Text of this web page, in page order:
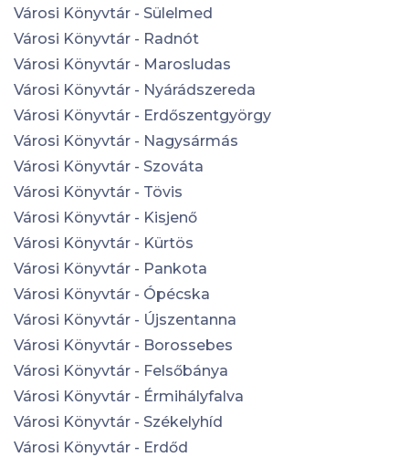
Városi Könyvtár - Sülelmed
Városi Könyvtár - Radnót
Városi Könyvtár - Marosludas
Városi Könyvtár - Nyárádszereda
Városi Könyvtár - Erdőszentgyörgy
Városi Könyvtár - Nagysármás
Városi Könyvtár - Szováta
Városi Könyvtár - Tövis
Városi Könyvtár - Kisjenő
Városi Könyvtár - Kürtös
Városi Könyvtár - Pankota
Városi Könyvtár - Ópécska
Városi Könyvtár - Újszentanna
Városi Könyvtár - Borossebes
Városi Könyvtár - Felsőbánya
Városi Könyvtár - Érmihályfalva
Városi Könyvtár - Székelyhíd
Városi Könyvtár - Erdőd